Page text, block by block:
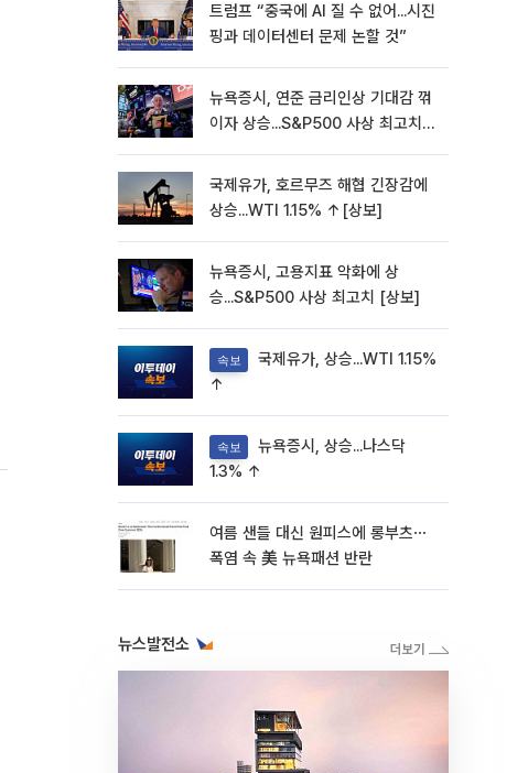
트럼프 “중국에 AI 질 수 없어...시진
핑과 데이터센터 문제 논할 것”
뉴욕증시, 연준 금리인상 기대감 꺾
이자 상승...S&P500 사상 최고치
국제유가, 호르무즈 해협 긴장감에
상승...WTI 1.15% ↑[상보]
뉴욕증시, 고용지표 악화에 상
승...S&P500 사상 최고치 [상보]
속보
↑
속보
1.3% ↑
여름 샌들 대신 원피스에 롱부츠⋯
폭염 속 美 뉴욕패션 반란
뉴스발전소